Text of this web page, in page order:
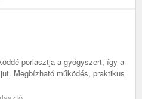
porlasztja a gyógyszert, így a
Megbízható működés, praktikus